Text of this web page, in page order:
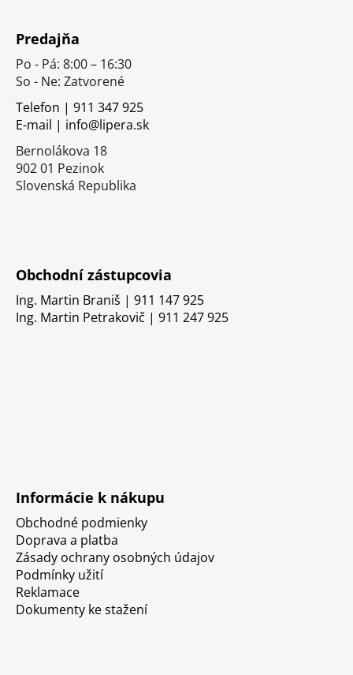
Predajňa
Po - Pá: 8:00 – 16:30
So - Ne: Zatvorené
Telefon | 911 347 925
E-mail | info@lipera.sk
Bernolákova 18
902 01 Pezinok
Slovenská Republika
Obchodní zástupcovia
Ing. Martin Braniš | 911 147 925
Ing. Martin Petrakovič | 911 247 925
Informácie k nákupu
Obchodné podmienky
Doprava a platba
Zásady ochrany osobných údajov
Podmínky užití
Reklamace
Dokumenty ke stažení